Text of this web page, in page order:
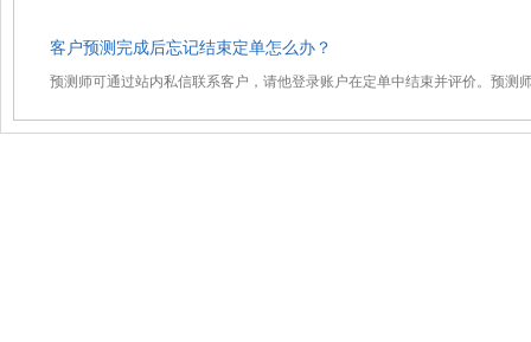
客户预测完成后忘记结束定单怎么办？
预测师可通过站内私信联系客户，请他登录账户在定单中结束并评价。预